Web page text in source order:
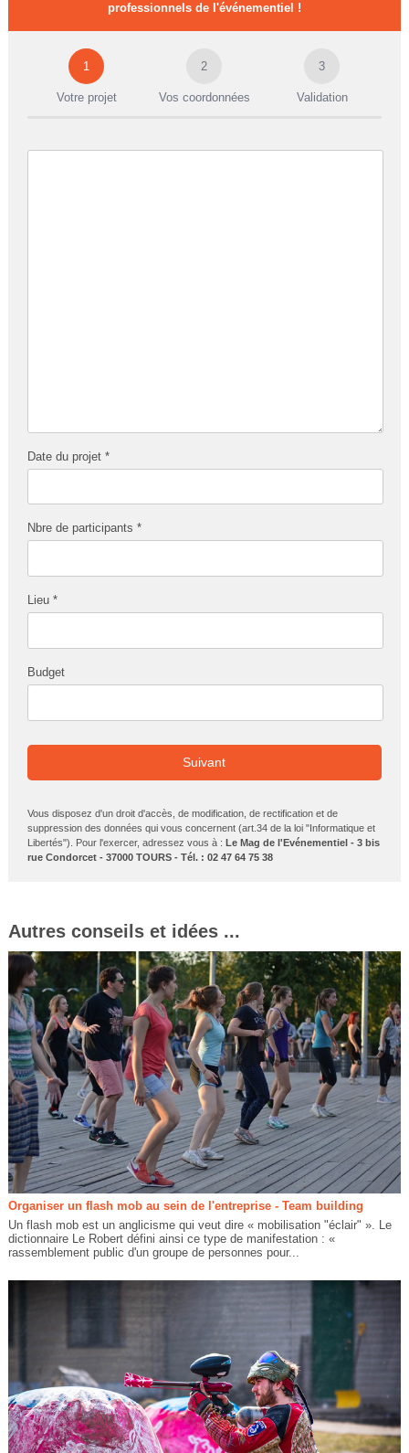
professionnels de l'événementiel !
1
Votre projet
2
Vos coordonnées
3
Validation
Date du projet *
Nbre de participants *
Lieu *
Budget
Suivant
Vous disposez d'un droit d'accès, de modification, de rectification et de
suppression des données qui vous concernent (art.34 de la loi "Informatique et
Libertés"). Pour l'exercer, adressez vous à :Le Mag de l'Evénementiel - 3 bis
rue Condorcet - 37000 TOURS - Tél. : 02 47 64 75 38
Autres conseils et idées ...
Organiser un flash mob au sein de l'entreprise - Team building
Un flash mob est un anglicisme qui veut dire « mobilisation "éclair" ». Le
dictionnaire Le Robert défini ainsi ce type de manifestation : «
rassemblement public d'un groupe de personnes pour...